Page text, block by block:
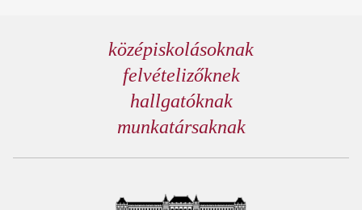
középiskolásoknak
felvételizőknek
hallgatóknak
munkatársaknak